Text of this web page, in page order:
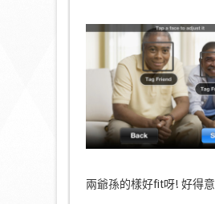
兩爺孫的樣好fit呀! 好得意